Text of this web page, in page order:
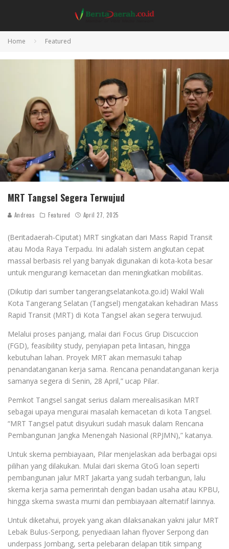
Home Featured
MRT Tangsel Segera Terwujud
Andreas Featured April 27, 2025
(Beritadaerah-Ciputat) MRT singkatan dari Mass Rapid Transit
atau Moda Raya Terpadu. Ini adalah sistem angkutan cepat
massal berbasis rel yang banyak digunakan di kota-kota besar
untuk mengurangi kemacetan dan meningkatkan mobilitas.
(Dikutip dari sumber tangerangselatankota.go.id) Wakil Wali
Kota Tangerang Selatan (Tangsel) mengatakan kehadiran Mass
Rapid Transit (MRT) di Kota Tangsel akan segera terwujud.
Melalui proses panjang, malai dari Focus Grup Discuccion
(FGD), feasibility study, penyiapan peta lintasan, hingga
kebutuhan lahan. Proyek MRT akan memasuki tahap
penandatanganan kerja sama. Rencana penandatanganan kerja
samanya segera di Senin, 28 April,” ucap Pilar.
Pemkot Tangsel sangat serius dalam merealisasikan MRT
sebagai upaya mengurai masalah kemacetan di kota Tangsel.
“MRT Tangsel patut disyukuri sudah masuk dalam Rencana
Pembangunan Jangka Menengah Nasional (RPJMN),” katanya.
Untuk skema pembiayaan, Pilar menjelaskan ada berbagai opsi
pilihan yang dilakukan. Mulai dari skema GtoG loan seperti
pembangunan jalur MRT Jakarta yang sudah terbangun, lalu
skema kerja sama pemerintah dengan badan usaha atau KPBU,
hingga skema swasta murni dan pembiayaan alternatif lainnya.
Untuk diketahui, proyek yang akan dilaksanakan yakni jalur MRT
Lebak Bulus-Serpong, penyediaan lahan flyover Serpong dan
underpass Jombang, serta pelebaran delapan titik simpang